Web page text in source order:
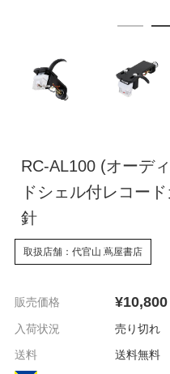
RC-AL100 (オーデ
ドシェル付レコー
針
取扱店舗：代官山 蔦屋書店
販売価格 ¥10,800
入荷状況
売り切れ
送料
送料無料